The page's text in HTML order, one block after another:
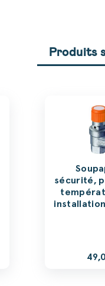
Produits
sécurité,